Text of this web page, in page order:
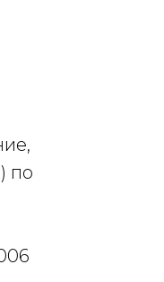
по